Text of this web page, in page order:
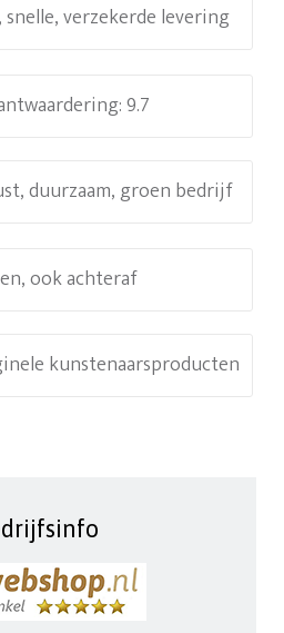
verzekerde levering
9.7
duurzaam, groen bedrijf
ook achteraf
kunstenaarsproducten